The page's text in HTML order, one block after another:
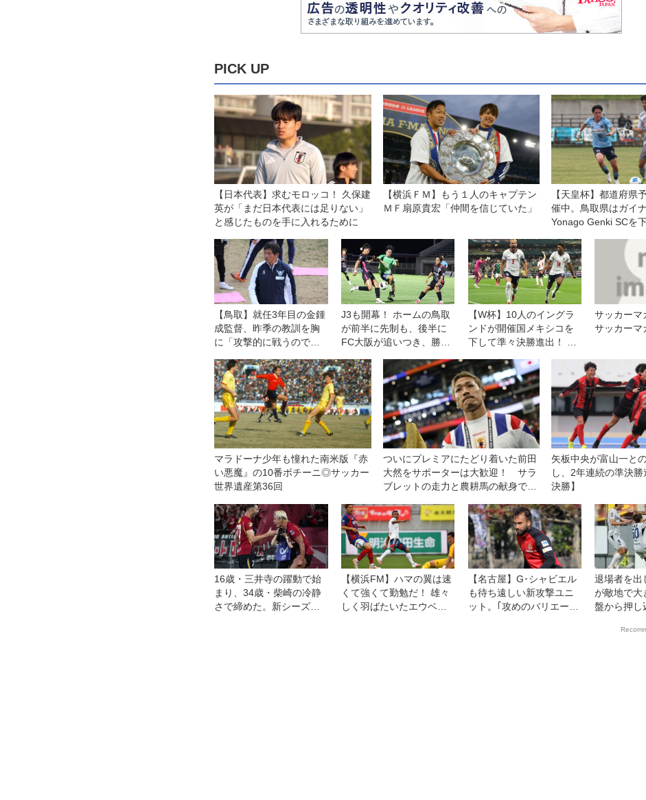
PICK UP
【日本代表】求むモロッコ！ 久保建
英が「まだ日本代表には足りない」
と感じたものを手に入れるために
【横浜ＦＭ】もう１人のキャプテン
ＭＦ扇原貴宏「仲間を信じていた」
【天皇杯】都道府県
催中。鳥取県はガイ
Yonago Genki SCを
【鳥取】就任3年目の金鍾
成監督、昨季の教訓を胸
に「攻撃的に戦うのであ
の形を」
J3も開幕！ ホームの鳥取
が前半に先制も、後半に
FC大阪が追いつき、勝ち
【W杯】10人のイングラ
ンドが開催国メキシコを
下して準々決勝進出！ ベ
出た後にケインがW杯通
算14得点目
サッカーマ
サッカーマ
マラドーナ少年も憧れた南米版『赤
い悪魔』の10番ボチーニ◎サッカー
世界遺産第36回
ついにプレミアにたどり着いた前田
大然をサポーターは大歓迎！ サラ
ブレットの走力と農耕馬の献身でイ
【英国通信】
矢板中央が富山一と
し、2年連続の準決勝
決勝】
16歳・三井寺の躍動で始
まり、34歳・柴崎の冷静
さで締めた。新シーズン
【横浜FM】ハマの翼は速
くて強くて勤勉だ！ 雄々
しく羽ばたいたエウベ
【名古屋】G･シャビエル
も待ち遠しい新攻撃ユニ
ット。｢攻めのバリエーシ
退場者を出
が敵地で大
盤から押し
敗戦◎J1開